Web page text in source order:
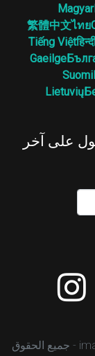
Magyar
ไทย
繁體中文
Tiếng Việt
Gaeilge
Suomi
Lietuvių
على آخر
© حقوق الطبع والنشر 2026 imageconvert.org - جميع الحقوق